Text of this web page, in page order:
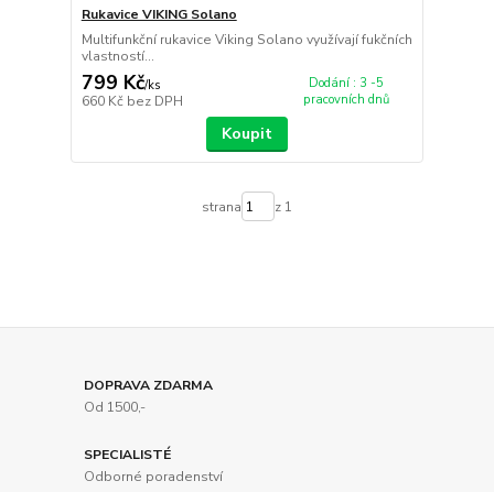
Rukavice VIKING Solano
Multifunkční rukavice Viking Solano využívají fukčních
vlastností...
799 Kč/ks
660 Kč bez DPH
Dodání : 3 -5
pracovních dnů
Koupit
strana z 1
DOPRAVA ZDARMA
Od 1500,-
SPECIALISTÉ
Odborné poradenství